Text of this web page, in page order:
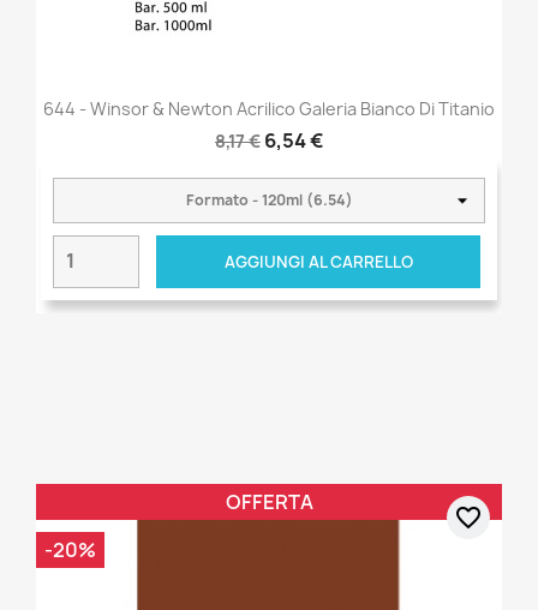
644 - Winsor & Newton Acrilico Galeria Bianco Di Titanio
8,17 € 6,54 €
AGGIUNGI AL CARRELLO
OFFERTA
-20%
favorite_border